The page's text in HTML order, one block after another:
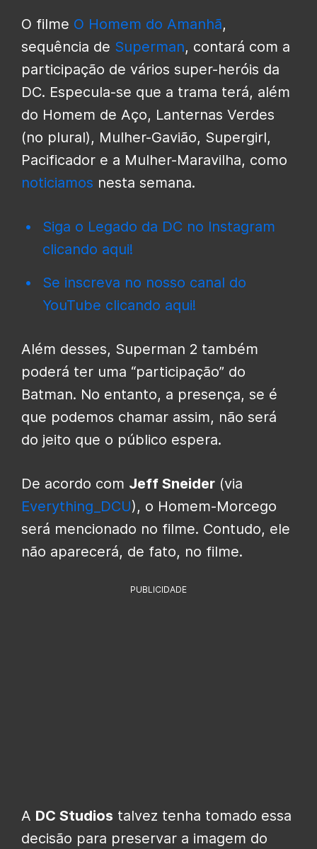
O filme O Homem do Amanhã,
sequência de Superman, contará com a
participação de vários super-heróis da
DC. Especula-se que a trama terá, além
do Homem de Aço, Lanternas Verdes
(no plural), Mulher-Gavião, Supergirl,
Pacificador e a Mulher-Maravilha, como
noticiamos nesta semana.
Siga o Legado da DC no Instagram
clicando aqui!
Se inscreva no nosso canal do
YouTube clicando aqui!
Além desses, Superman 2 também
poderá ter uma “participação” do
Batman. No entanto, a presença, se é
que podemos chamar assim, não será
do jeito que o público espera.
De acordo com Jeff Sneider (via
Everything_DCU), o Homem-Morcego
será mencionado no filme. Contudo, ele
não aparecerá, de fato, no filme.
PUBLICIDADE
A DC Studios talvez tenha tomado essa
decisão para preservar a imagem do